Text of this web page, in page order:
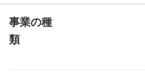
事業の種
類